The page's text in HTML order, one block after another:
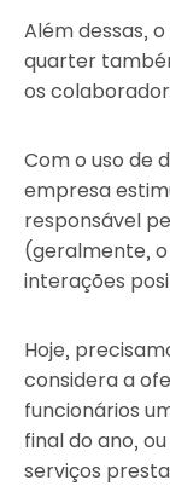
Além dessas,
quarter
os
Com o uso de
empresa
responsável
(geralmente, o
interações
Hoje,
considera a
funcionários
final do ano,
serviços